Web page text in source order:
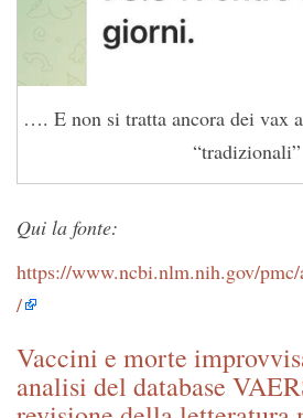
…. E non si tratta ancora dei vax
“tradizionali”
Qui la fonte:
https://www.ncbi.nlm.nih.gov/
/
Vaccini e morte
analisi del database